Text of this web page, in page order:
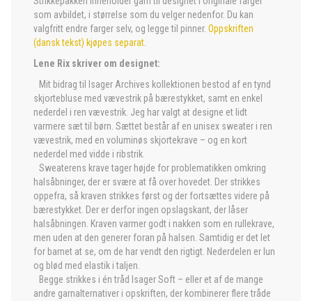
som avbildet, i størrelse som du velger nedenfor. Du kan
valgfritt endre farger selv, og legge til pinner. Oppskriften
(dansk tekst) kjøpes separat
Lene Rix skriver om designet:
Mit bidrag til Isager Archives kollektionen bestod af en tynd
skjortebluse med vævestrik på bærestykket, samt en enkel
nederdel i ren vævestrik. Jeg har valgt at designe et lidt
varmere sæt til børn. Sættet består af en unisex sweater i ren
vævestrik, med en voluminøs skjortekrave – og en kort
nederdel med vidde i ribstrik.
Sweaterens krave tager højde for problematikken omkring
halsåbninger, der er svære at få over hovedet. Der strikkes
oppefra, så kraven strikkes først og der fortsættes videre på
bærestykket. Der er derfor ingen opslagskant, der låser
halsåbningen. Kraven varmer godt i nakken som en rullekrave,
men uden at den generer foran på halsen. Samtidig er det let
for barnet at se, om de har vendt den rigtigt. Nederdelen er lun
og blød med elastik i taljen.
Begge strikkes i én tråd Isager Soft – eller et af de mange
andre garnalternativer i opskriften, der kombinerer flere tråde